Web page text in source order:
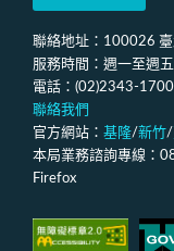
聯絡地址：100026
服務時間：週一至週
電話：(02)2343-
聯絡我們
官方網站： 基隆/新竹/
本局業務諮詢專線：
Firefox